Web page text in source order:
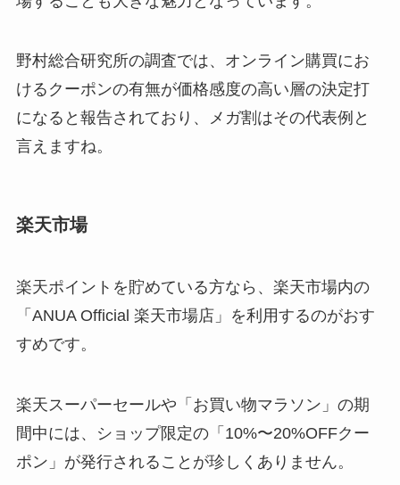
野村総合研究所の調査では、オンライン購買にお
けるクーポンの有無が価格感度の高い層の決定打
になると報告されており、メガ割はその代表例と
言えますね。
楽天市場
楽天ポイントを貯めている方なら、楽天市場内の
「ANUA Official 楽天市場店」を利用するのがおす
すめです。
楽天スーパーセールや「お買い物マラソン」の期
間中には、ショップ限定の「10%〜20%OFFクー
ポン」が発行されることが珍しくありません。